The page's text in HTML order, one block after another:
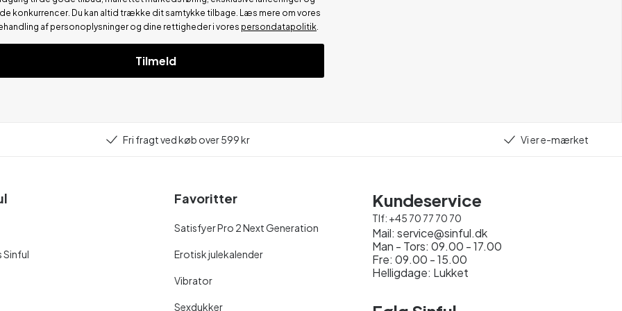
konkurrencer. Du kan altid trække dit samtykke tilbage. Læs mere om vores
af personoplysninger og dine rettigheder i vores persondatapolitik
Tilmeld
Fri fragt ved køb over 599 kr Vi er e-mærket
Sinful
Favoritter
Satisfyer Pro 2 Next Generation
Erotisk julekalender
Vibrator
Sexdukker
Kundeservice
Tlf: +45 70 77 70 70
Mail: service@sinful.dk
Man - Tors: 09.00 - 17.00
Fre: 09.00 - 15.00
Helligdage: Lukket